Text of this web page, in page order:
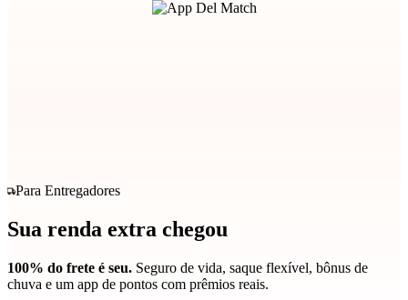
Para Entregadores
Sua renda extra chegou
100% do frete é seu. Seguro de vida, saque flexível, bônus de
chuva e um app de pontos com prêmios reais.